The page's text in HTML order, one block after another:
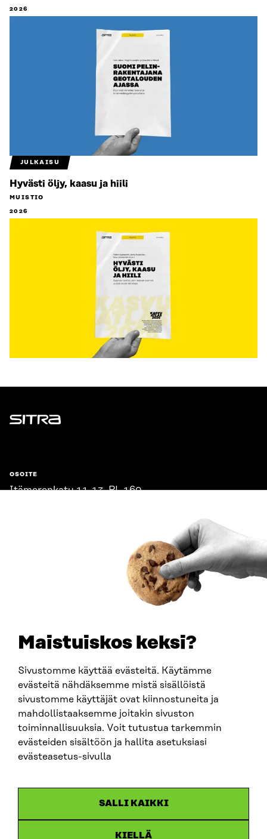
Maistuiskos keksi?
Sivustomme käyttää evästeitä. Käytämme
evästeitä nähdäksemme mistä sisällöistä
sivustomme käyttäjät ovat kiinnostuneita ja
mahdollistaaksemme joitakin sivuston
toiminnallisuuksia. Voit tutustua tarkemmin
evästeiden sisältöön ja hallita asetuksiasi
evästeasetus-sivulla
SALLI KAIKKI
KIELLÄ
2026
JULKAISU
Hyvästi öljy, kaasu ja hiili
MUISTIO
2026
Sitra
OSOITE
Itämerenkatu 11-13, PL 160,
SITRA SOSIAALISESSA MEDIASSA
LinkedIn
Instagram
YouTube